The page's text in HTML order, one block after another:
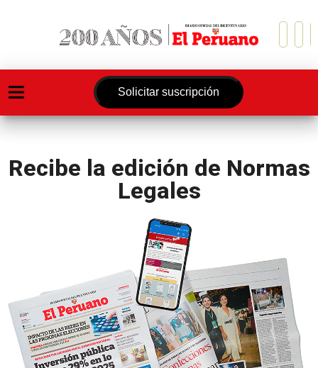
Solicitar suscripción
Recibe la edición de Normas
Legales